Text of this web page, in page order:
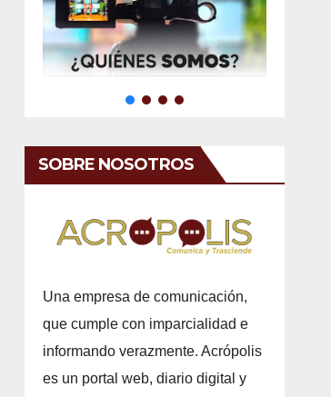
SOBRE NOSOTROS
Una empresa de comunicación,
que cumple con imparcialidad e
informando verazmente. Acrópolis
es un portal web, diario digital y